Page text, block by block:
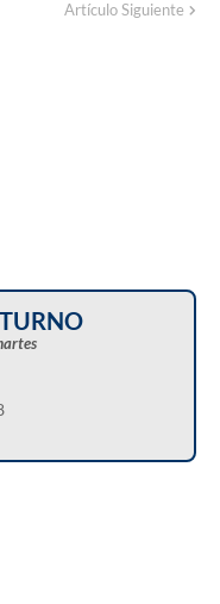
Artículo Siguiente